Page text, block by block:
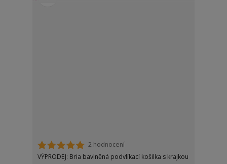
2 hodnocení
VÝPRODEJ: Bria bavlněná podvlíkací košilka s krajkou